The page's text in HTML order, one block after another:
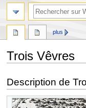
Trois Vêvres
à
la
navigation
à
la
recherche
Description de
plus